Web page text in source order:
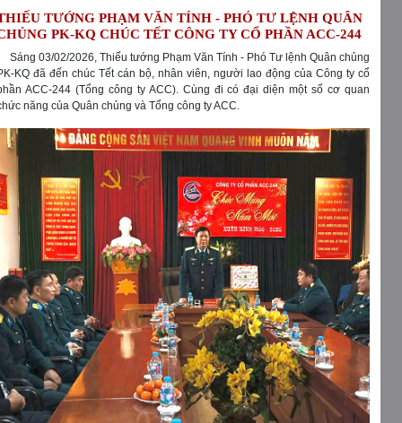
TƯỚNG PHẠM VĂN TÍNH - PHÓ TƯ LỆNH QUÂN
PK-KQ CHÚC TẾT CÔNG TY CỔ PHẦN ACC-244
03/02/2026, Thiếu tướng Phạm Văn Tính - Phó Tư lệnh Quân chủng
KQ đã đến chúc Tết cán bộ, nhân viên, người lao động của Công ty cổ
ACC-244 (Tổng công ty ACC). Cùng đi có đại diện một số cơ quan
năng của Quân chủng và Tổng công ty ACC.